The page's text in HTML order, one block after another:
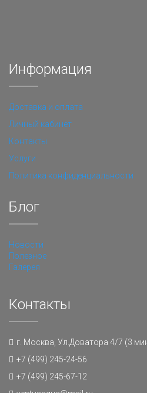
Информация
Доставка и оплата
Личный кабинет
Контакты
Услуги
Политика конфиденциальности
Блог
Новости
Полезное
Галерея
Контакты
г. Москва, Ул.Доватора 4/7 (3
+7 (499) 245-24-56
+7 (499) 245-67-12